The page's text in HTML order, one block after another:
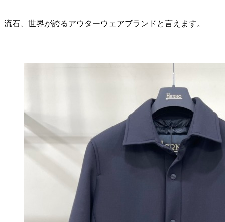
流石、世界が誇るアウターウェアブランドと言えます。